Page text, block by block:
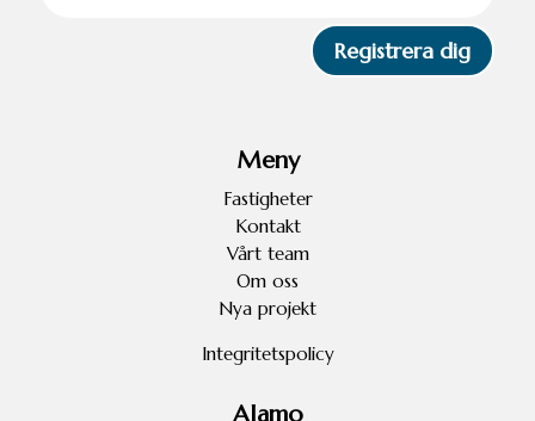
Registrera dig
Meny
Fastigheter
Kontakt
Vårt team
Om oss
Nya projekt
Integritetspolicy
Alamo